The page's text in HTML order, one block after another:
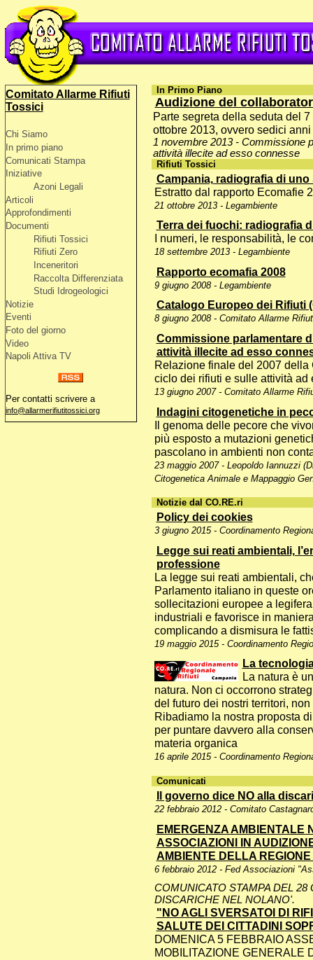
Comitato Allarme Rifiuti
Tossici
Chi Siamo
In primo piano
Comunicati Stampa
Iniziative
Azoni Legali
Articoli
Approfondimenti
Documenti
Rifiuti Tossici
Rifiuti Zero
Inceneritori
Raccolta Differenziata
Studi Idrogeologici
Notizie
Eventi
Foto del giorno
Video
Napoli Attiva TV
Per contatti scrivere a
info@allarmerifiutitossici.org
In Primo Piano
Audizione del
Parte segreta della seduta del
ottobre 2013, ovvero sedici
1 novembre 2013 - Commissione
attività illecite ad esso connesse
Rifiuti Tossici
Campania, radiografia di uno
Estratto dal rapporto Ecomafie
21 ottobre 2013 - Legambiente
Terra dei fuochi: radiografia
I numeri, le responsabilità, le
18 settembre 2013 - Legambiente
Rapporto ecomafia 2008
9 giugno 2008 - Legambiente
Catalogo Europeo dei Rifiuti
8 giugno 2008 - Comitato Allarme
Commissione parlamentare
attività illecite ad esso
Relazione finale del 2007
ciclo dei rifiuti e sulle attività ad
13 giugno 2007 - Comitato Allarme
Indagini citogenetiche in
Il genoma delle pecore che
più esposto a mutazioni
pascolano in ambienti non
23 maggio 2007 - Leopoldo Iannuzzi
Citogenetica Animale e Mappaggio
Notizie dal CO.RE.ri
Policy dei cookies
3 giugno 2015 - Coordinamento
Legge sui reati ambientali,
professione
La legge sui reati ambientali,
Parlamento italiano in queste
sollecitazioni europee a
industriali e favorisce in
complicando a dismisura le
19 maggio 2015 - Coordinamento
La
La natura è
natura. Non ci occorrono
del futuro dei nostri territori,
Ribadiamo la nostra proposta
per puntare davvero alla
materia organica
16 aprile 2015 - Coordinamento
Comunicati
Il governo dice NO alla
22 febbraio 2012 - Comitato
EMERGENZA AMBIENTALE
ASSOCIAZIONI IN
AMBIENTE DELLA
6 febbraio 2012 - Fed Associazioni
COMUNICATO STAMPA DEL
DISCARICHE NEL NOLANO'.
"NO AGLI SVERSATOI DI
SALUTE DEI CITTADINI
DOMENICA 5 FEBBRAIO
MOBILITAZIONE GENERALE